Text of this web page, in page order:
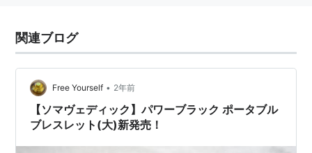
関連ブログ
Free Yourself • 2年前
【ソマヴェディック】パワーブラック ポータブル
ブレスレット(大)新発売！